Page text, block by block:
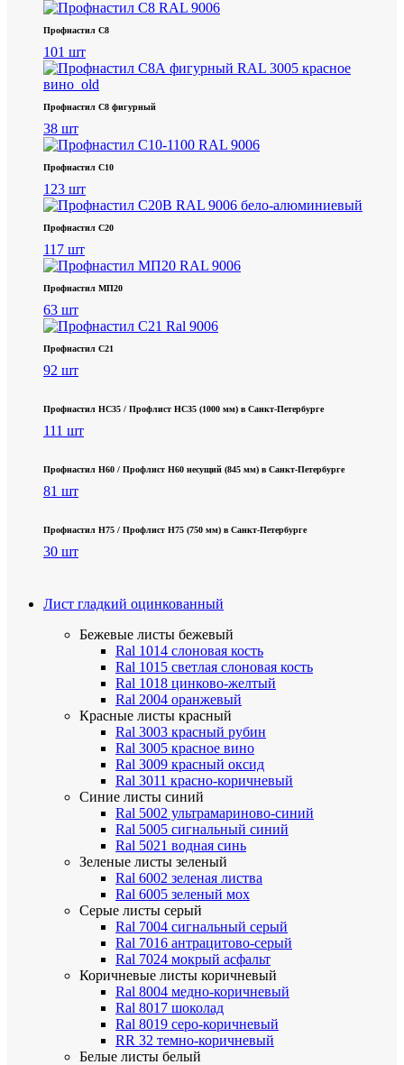
Профнастил С8
101 шт
Профнастил С8 фигурный
38 шт
Профнастил С10
123 шт
Профнастил С20
117 шт
Профнастил МП20
63 шт
Профнастил С21
92 шт
Профнастил НС35 / Профлист НС35 (1000 мм) в Санкт‑Петербурге
111 шт
Профнастил Н60 / Профлист Н60 несущий (845 мм) в Санкт-Петербурге
81 шт
Профнастил Н75 / Профлист Н75 (750 мм) в Санкт-Петербурге
30 шт
Лист гладкий оцинкованный
Бежевые листы бежевый
Ral 1014 слоновая кость
Ral 1015 светлая слоновая кость
Ral 1018 цинково-желтый
Ral 2004 оранжевый
Красные листы красный
Ral 3003 красный рубин
Ral 3005 красное вино
Ral 3009 красный оксид
Ral 3011 красно-коричневый
Синие листы синий
Ral 5002 ультрамариново-синий
Ral 5005 сигнальный синий
Ral 5021 водная синь
Зеленые листы зеленый
Ral 6002 зеленая листва
Ral 6005 зеленый мох
Серые листы серый
Ral 7004 сигнальный серый
Ral 7016 антрацитово-серый
Ral 7024 мокрый асфальт
Коричневые листы коричневый
Ral 8004 медно-коричневый
Ral 8017 шоколад
Ral 8019 серо-коричневый
RR 32 темно-коричневый
Белые листы белый